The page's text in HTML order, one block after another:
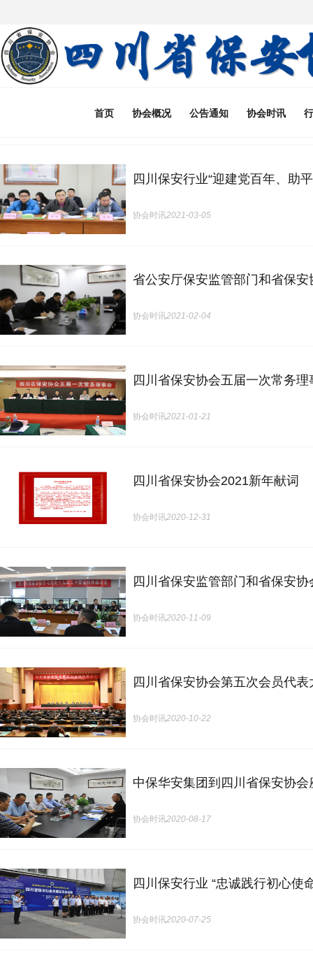
首页 协会概况 公告通知 协会时讯
四川保安行业“迎建党百年、助
协会时讯2021-03-05
省公安厅保安监管部门和省保
协会时讯2021-02-04
四川省保安协会五届一次常务
协会时讯2021-01-21
四川省保安协会2021新年献词
协会时讯2020-12-31
四川省保安监管部门和省保安
协会时讯2020-11-09
四川省保安协会第五次会员代
协会时讯2020-10-22
中保华安集团到四川省保安协会
协会时讯2020-08-17
四川保安行业 “忠诚践行初心使
协会时讯2020-07-25